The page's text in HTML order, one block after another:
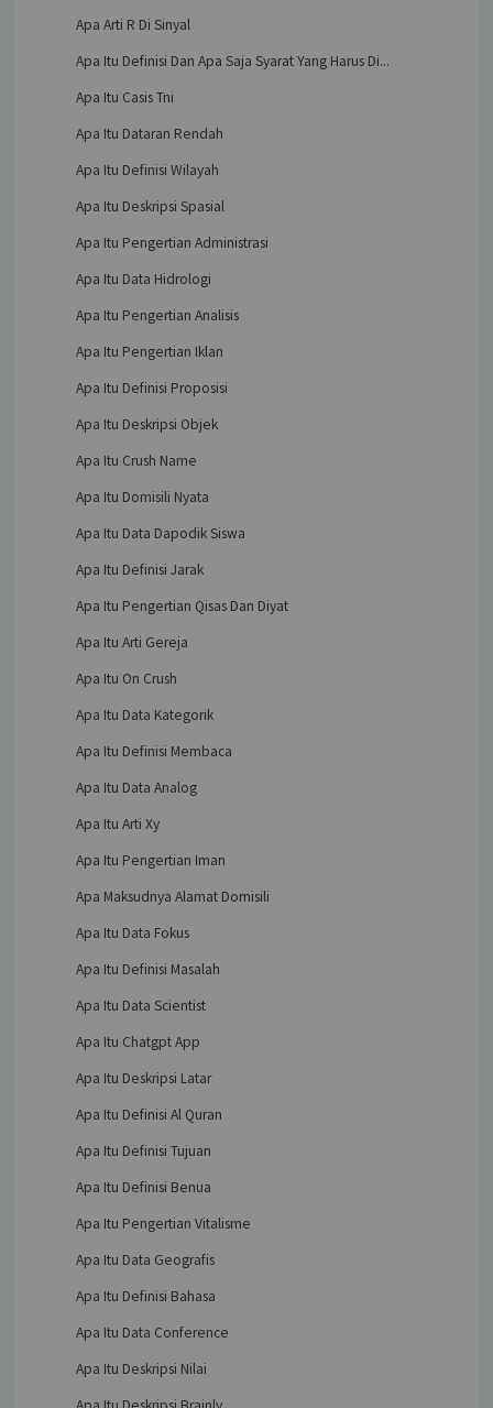
Apa Arti R Di Sinyal
Apa Itu Definisi Dan Apa Saja Syarat Yang Harus Di...
Apa Itu Casis Tni
Apa Itu Dataran Rendah
Apa Itu Definisi Wilayah
Apa Itu Deskripsi Spasial
Apa Itu Pengertian Administrasi
Apa Itu Data Hidrologi
Apa Itu Pengertian Analisis
Apa Itu Pengertian Iklan
Apa Itu Definisi Proposisi
Apa Itu Deskripsi Objek
Apa Itu Crush Name
Apa Itu Domisili Nyata
Apa Itu Data Dapodik Siswa
Apa Itu Definisi Jarak
Apa Itu Pengertian Qisas Dan Diyat
Apa Itu Arti Gereja
Apa Itu On Crush
Apa Itu Data Kategorik
Apa Itu Definisi Membaca
Apa Itu Data Analog
Apa Itu Arti Xy
Apa Itu Pengertian Iman
Apa Maksudnya Alamat Domisili
Apa Itu Data Fokus
Apa Itu Definisi Masalah
Apa Itu Data Scientist
Apa Itu Chatgpt App
Apa Itu Deskripsi Latar
Apa Itu Definisi Al Quran
Apa Itu Definisi Tujuan
Apa Itu Definisi Benua
Apa Itu Pengertian Vitalisme
Apa Itu Data Geografis
Apa Itu Definisi Bahasa
Apa Itu Data Conference
Apa Itu Deskripsi Nilai